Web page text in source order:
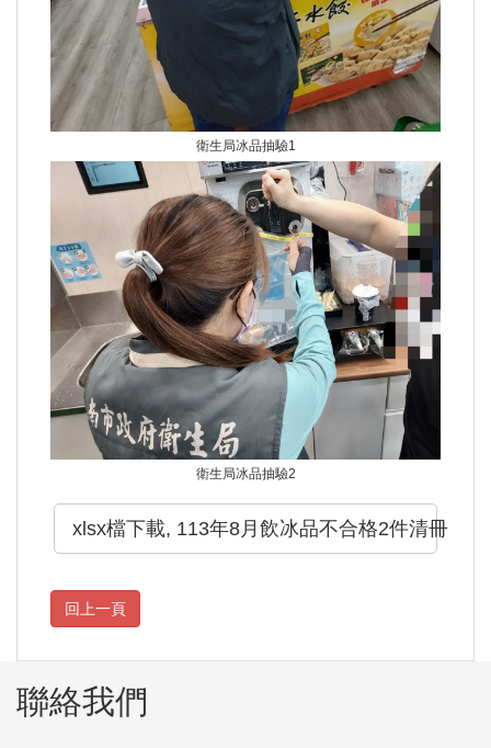
衛生局冰品抽驗1
衛生局冰品抽驗2
xlsx檔下載, 113年8月飲冰品不合格2件清冊
聯絡我們